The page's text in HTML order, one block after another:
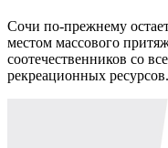
Сочи по-прежнему
местом массового
соотечественников со
рекреационных